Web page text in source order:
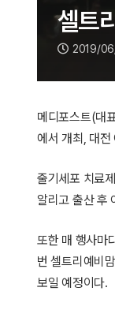
셀트
2019/
메디포스트(대
에서 개최, 대전
줄기세포 치료
알리고 출산 후
또한 매 행사마
번 셀트리예비
보일 예정이다.